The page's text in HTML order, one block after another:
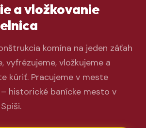
a vložkovanie
komína na jeden záťah
vyfrézujeme, vložkujeme a
kúriť. Pracujeme v meste
historické banícke mesto v